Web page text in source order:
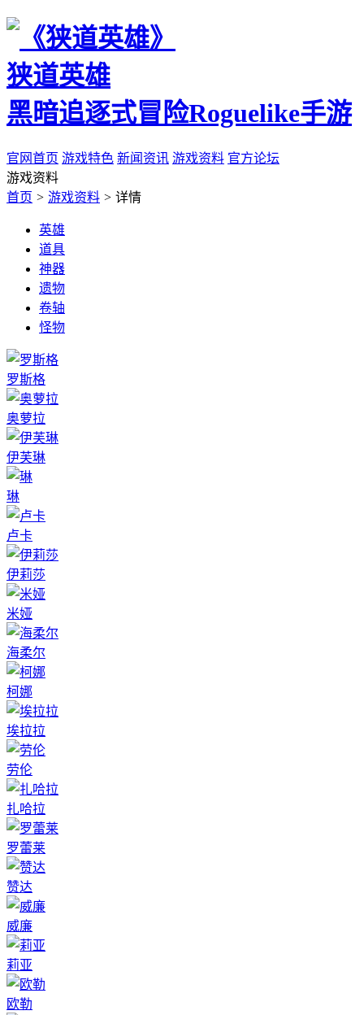
狭道英雄
黑暗追逐式冒险Roguelike手游
官网首页 游戏特色 新闻资讯 游戏资料 官方论坛
游戏资料
首页 > 游戏资料 > 详情
英雄
道具
神器
遗物
卷轴
怪物
罗斯格
奥萝拉
伊芙琳
琳
卢卡
伊莉莎
米娅
海柔尔
柯娜
埃拉拉
劳伦
扎哈拉
罗蕾莱
赞达
威廉
莉亚
欧勒